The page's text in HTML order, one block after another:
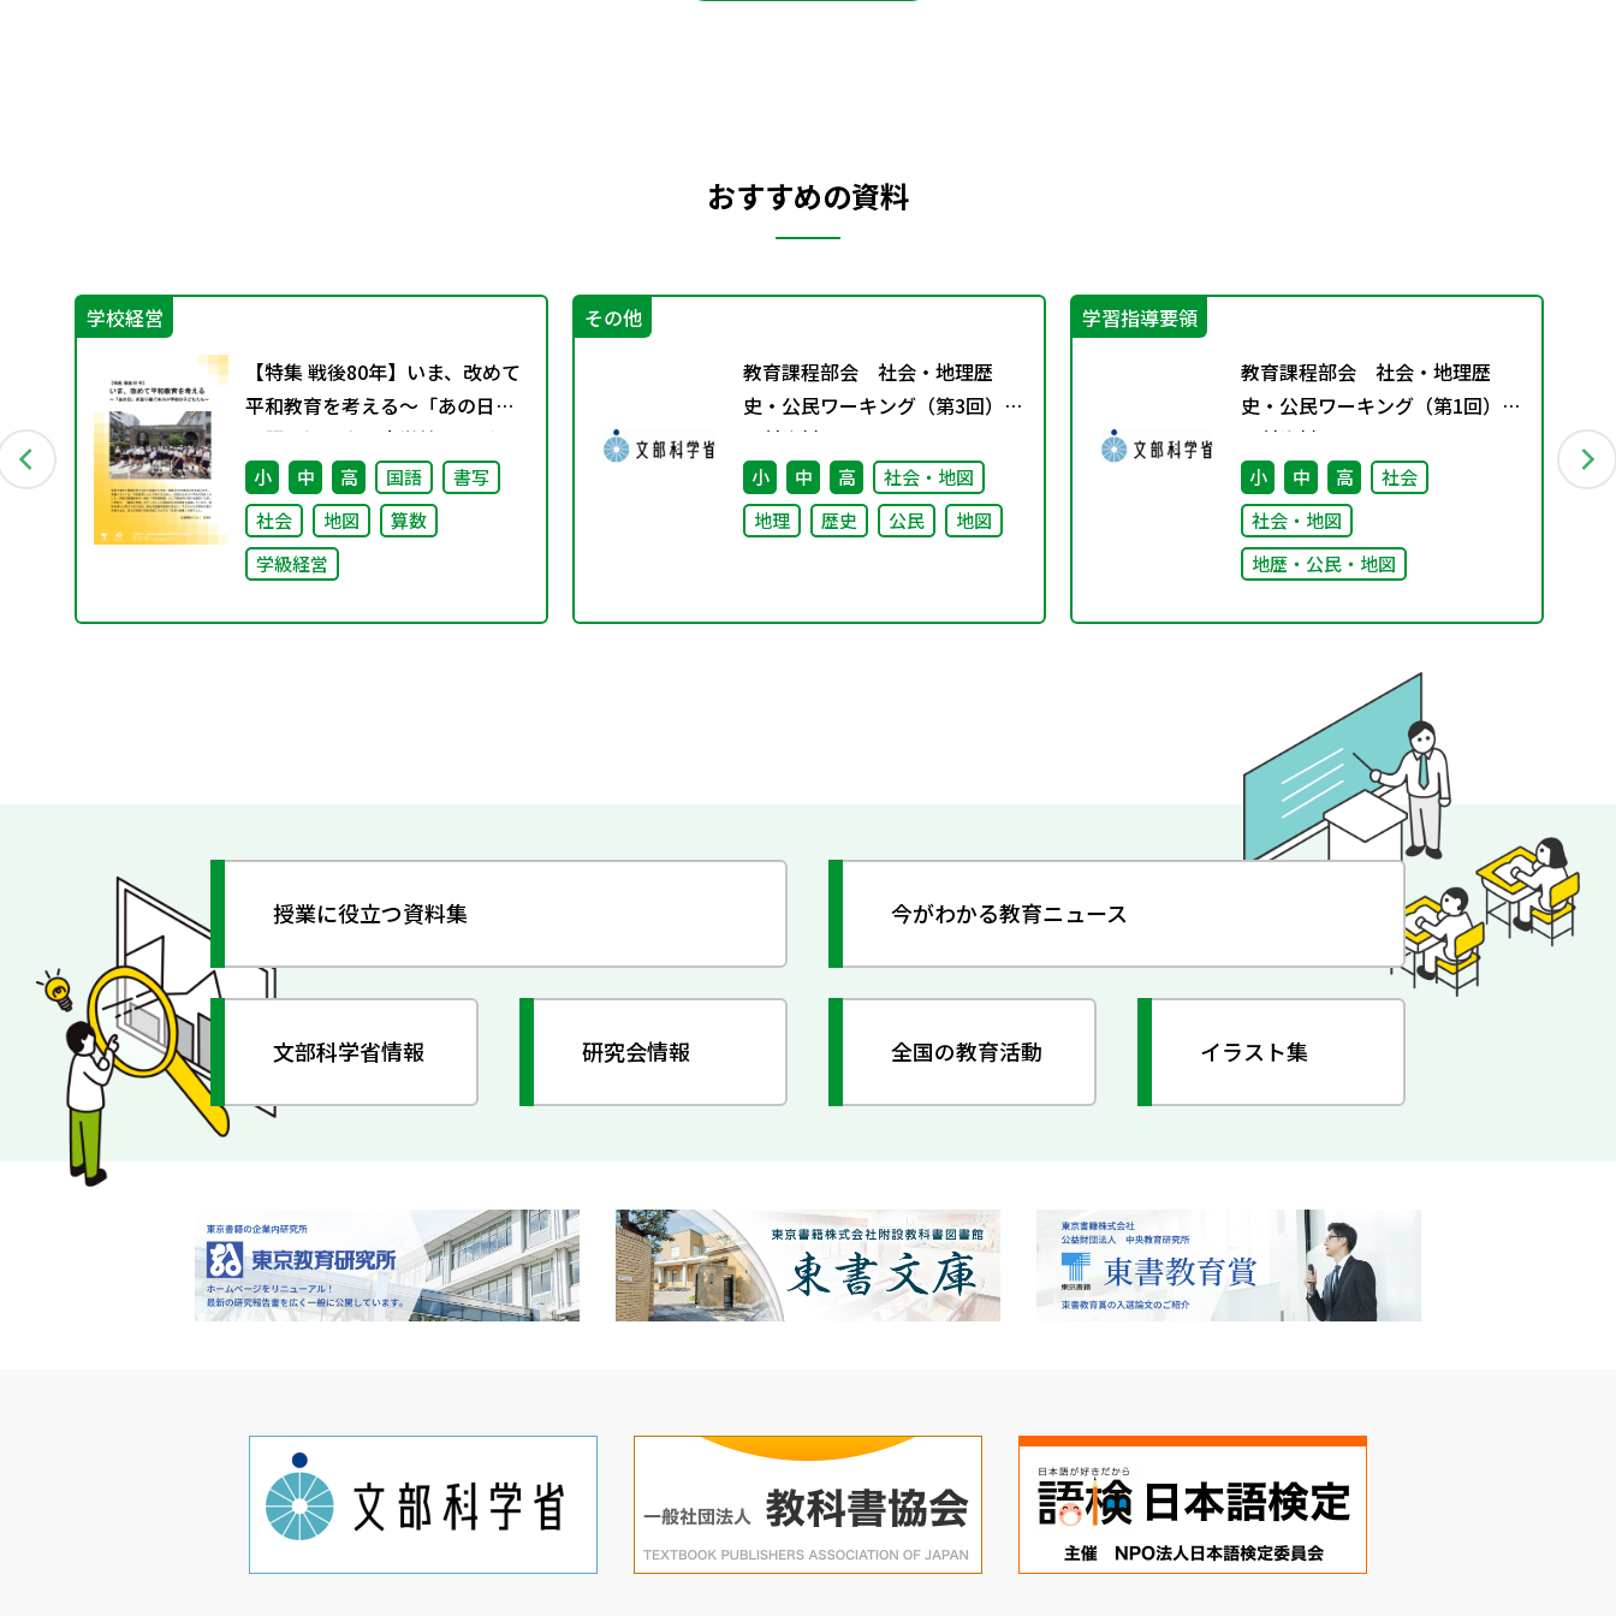
おすすめの資料
学校経営
【特集 戦後80年】いま、改めて
平和教育を考える〜「あの日」
を語り継ぐ本川小学校の子ども
たち〜
小 中 高 国語
書写
社会
地図
算数
学級経営
その他
教育課程部会 社会・地理歴
史・公民ワーキング（第3回）
配付資料
小 中 高
社会・地図
地理
歴史 公民 地図
学習指導要領
教育課程部会 社会・地理歴
史・公民ワーキング（第1回）
配付資料
小 中 高
社会
社会・地図
地歴・公民・地図
授業に役立つ資料集 今がわかる教育ニュース
文部科学省情報 研究会情報 全国の教育活動 イラスト集